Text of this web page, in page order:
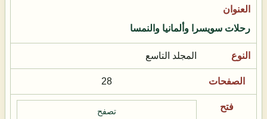
رحلات سويسرا وألمانيا والنمسا
المجلد التاسع
28
تصفح